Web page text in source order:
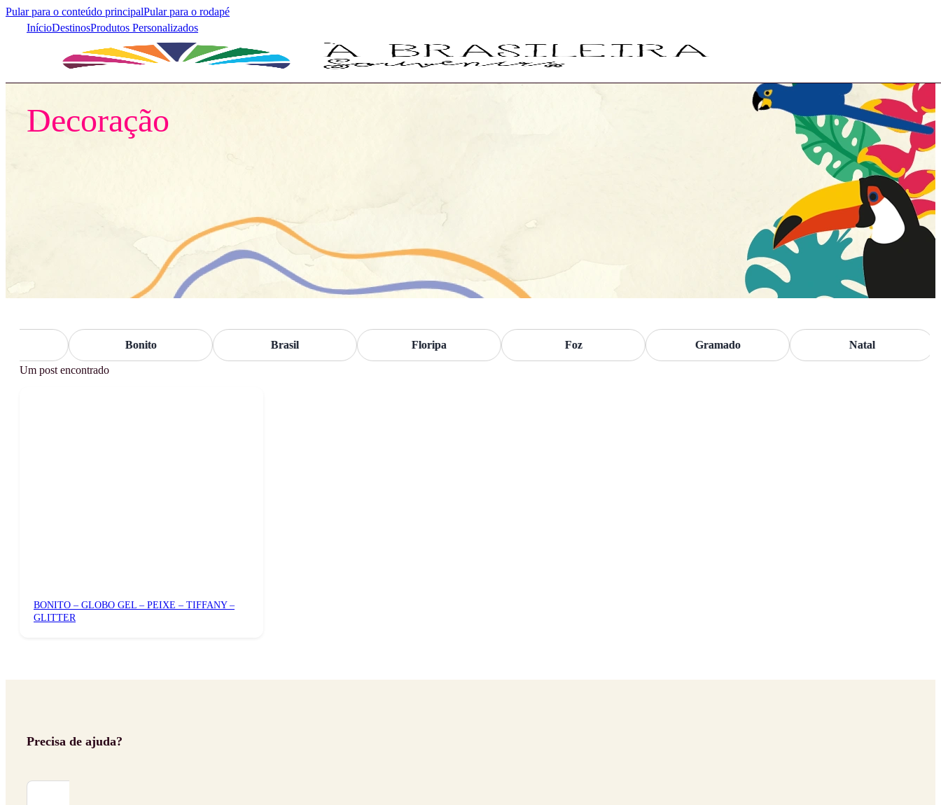
Pular para o conteúdo principalPular para o rodapé
InícioDestinosProdutos Personalizados
Destinos/Bonito/Decoração
Decoração
Bonito Brasil Floripa Foz Gramado Natal
Um post encontrado
BONITO – GLOBO GEL – PEIXE – TIFFANY –
GLITTER
Precisa de ajuda?